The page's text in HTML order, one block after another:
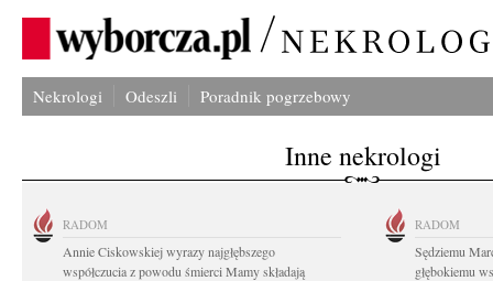
Nekrologi Odeszli Poradnik pogrzebowy
Inne nekrologi
RADOM
Annie Ciskowskiej wyrazy najgłębszego
współczucia z powodu śmierci Mamy składają
RADOM
Sędziemu
głębokiemu